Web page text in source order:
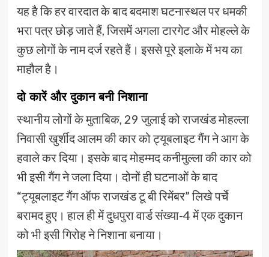
यह है कि हर वारदात के बाद बदमाश घटनास्थल पर धमकी
भरा पत्र छोड़ जाते हैं, जिसमें अगला टारगेट और मोहल्ले के
कुछ लोगों के नाम दर्ज रहते हैं। इससे पूरे इलाके में भय का
माहौल है।
दो कारें और दुकान बनी निशाना
स्थानीय लोगों के मुताबिक, 29 जुलाई को राजखंड मोहल्ला
निवासी खुर्शीद आलम की कार को ट्यूबलाइट गैंग ने आग के
हवाले कर दिया। इसके बाद मोहम्मद कनीमुल्ला की कार को
भी इसी गैंग ने जला दिया। दोनों ही घटनाओं के बाद
“ट्यूबलाइट गैंग ऑफ राजखंड टू बी रिमेंबर” लिखे पर्चे
बरामद हुए। हाल ही में दुधपुरा वार्ड संख्या-4 में एक दुकान
को भी इसी गिरोह ने निशाना बनाया।